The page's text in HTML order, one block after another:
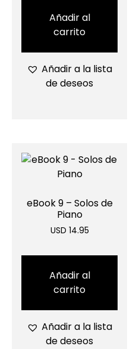
Añadir al
carrito
Añadir a la lista
de deseos
eBook 9 – Solos de
Piano
USD 14.95
Añadir al
carrito
Añadir a la lista
de deseos